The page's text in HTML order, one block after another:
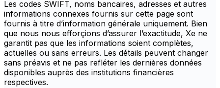
Les codes SWIFT, noms bancaires, adresses et autres
informations connexes fournis sur cette page sont
fournis à titre d’information générale uniquement. Bien
que nous nous efforçions d’assurer l’exactitude, Xe ne
garantit pas que les informations soient complètes,
actuelles ou sans erreurs. Les détails peuvent changer
sans préavis et ne pas refléter les dernières données
disponibles auprès des institutions financières
respectives.